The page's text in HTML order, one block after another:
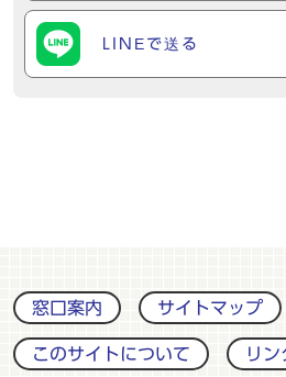
LINEで送る
窓口案内 サイトマップ
このサイトについて リン